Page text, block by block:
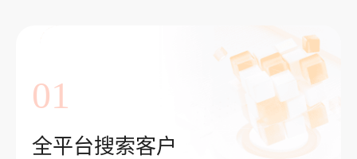
01
全平台搜索客户